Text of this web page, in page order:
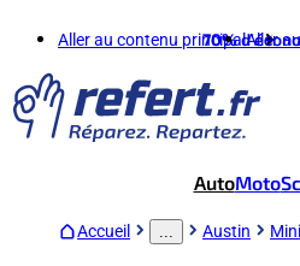
Aller au contenu principalAller
70%
AutoMoto
Accueil Austin Mini